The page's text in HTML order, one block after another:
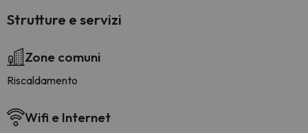
Strutture e servizi
Zone comuni
Riscaldamento
Wifi e Internet